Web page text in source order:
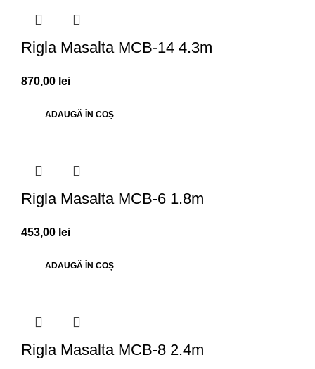
Rigla Masalta MCB-14 4.3m
870,00 lei
ADAUGĂ ÎN COȘ
Rigla Masalta MCB-6 1.8m
453,00 lei
ADAUGĂ ÎN COȘ
Rigla Masalta MCB-8 2.4m